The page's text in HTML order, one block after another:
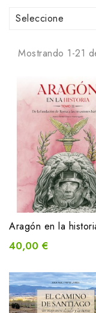
Seleccione
Mostrando 1-21
40,00 €